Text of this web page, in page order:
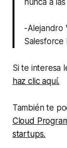
-Alejandro
Salesforce
Si te interesa
haz clic aquí.
También te
Cloud
startups.